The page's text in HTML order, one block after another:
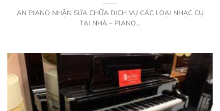
AN PIANO NHẬN SỬA CHỮA DỊCH VỤ CÁC LOẠI NHẠC CỤ
TẠI NHÀ – PIANO...